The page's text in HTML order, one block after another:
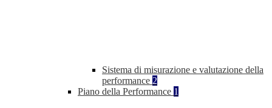
Sistema di misurazione e valutazione della
performance 2
Piano della Performance 1